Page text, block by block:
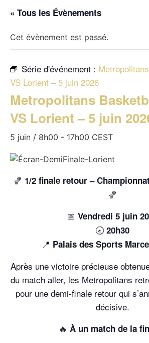
« Tous les Évènements
Cet évènement est passé.
Série d'événement :
VS Lorient – 5 juin 2026
Metropolitans
VS Lorient – 5 juin
5 juin / 8h00 - 17h00 CEST
🏀 1/2 finale retour –
🏀
📅 Vendredi 5 juin
🕣20h30
📍 Palais des Sports
Après une victoire précieuse
du match aller, les Metropolitans
pour une demi-finale retour qui
décisive.
🔥 À un match de la